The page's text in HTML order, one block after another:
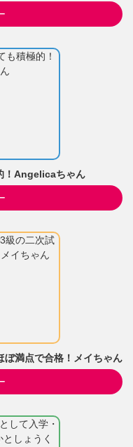
！Angelicaちゃん
ぼ満点で合格！メイちゃん